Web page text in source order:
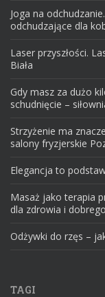
Joga na
odchudzające dla
Laser przyszłości.
Biała
Gdy masz za dużo
schudnięcie –
Strzyżenie ma
salony fryzjerskie
Elegancja to
Masaż jako terapia
dla zdrowia i
Odżywki do rzęs –
TAGI